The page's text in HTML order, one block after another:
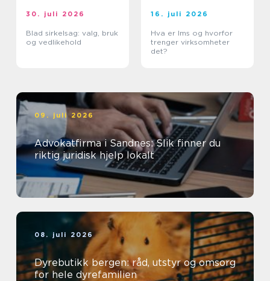
30. juli 2026
Blad sirkelsag: valg, bruk
og vedlikehold
16. juli 2026
Hva er lms og hvorfor
trenger virksomheter
det?
09. juli 2026
Advokatfirma i Sandnes: Slik finner du
riktig juridisk hjelp lokalt
08. juli 2026
Dyrebutikk bergen: råd, utstyr og omsorg
for hele dyrefamilien